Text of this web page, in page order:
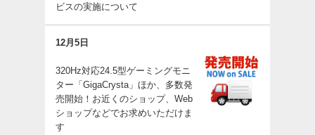
ビスの実施について
12月5日
320Hz対応24.5型ゲーミングモニ
ター「GigaCrysta」ほか、多数発
売開始！お近くのショップ、Web
ショップなどでお求めいただけま
す